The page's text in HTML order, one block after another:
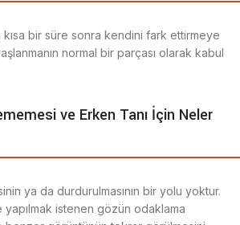
kısa bir süre sonra kendini fark ettirmeye
normal bir parçası olarak kabul
ve Erken Tanı İçin Neler
ya da durdurulmasının bir yolu yoktur.
istenen gözün odaklama